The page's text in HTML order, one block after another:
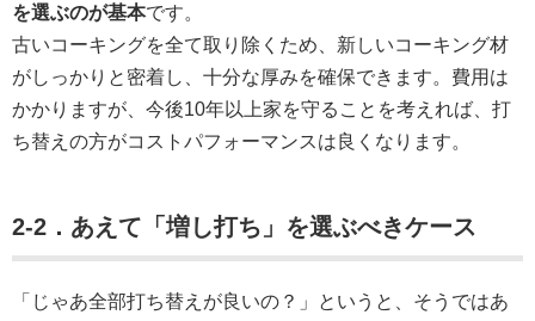
を選ぶのが基本です。
古いコーキングを全て取り除くため、新しいコーキング材
がしっかりと密着し、十分な厚みを確保できます。費用は
かかりますが、今後10年以上家を守ることを考えれば、打
ち替えの方がコストパフォーマンスは良くなります。
2-2．あえて「増し打ち」を選ぶべきケース
「じゃあ全部打ち替えが良いの？」というと、そうではあ